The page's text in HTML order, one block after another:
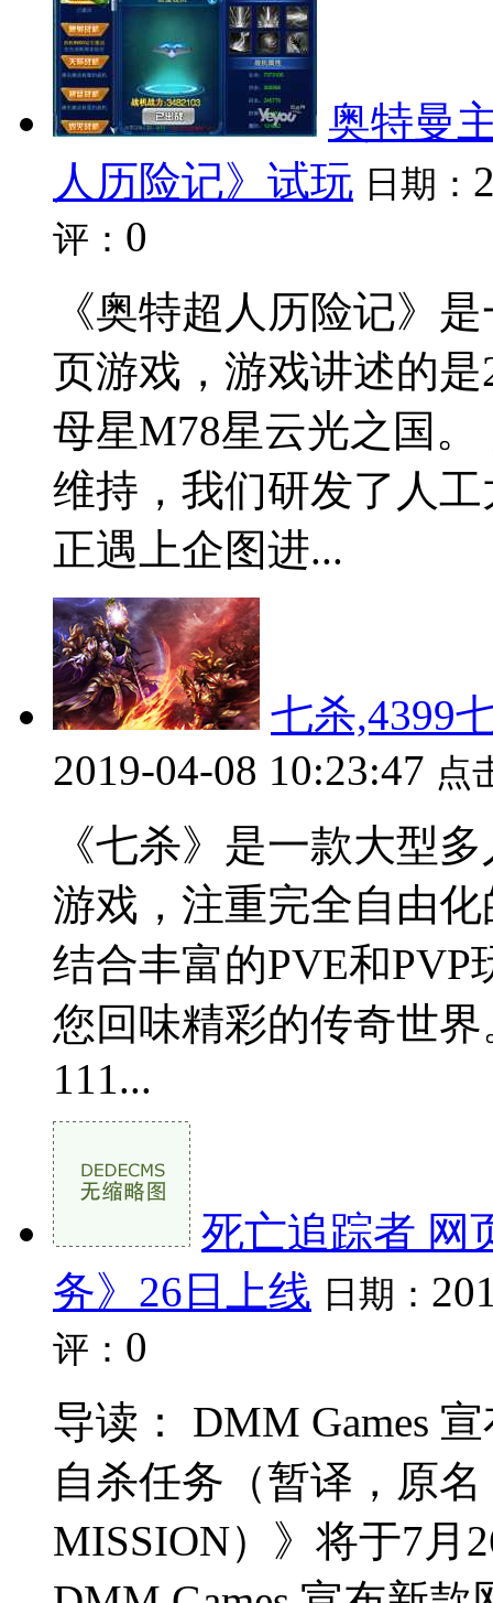
奥特曼
人历险记》试玩 日期：
评： 0
《奥特超人历险记》
页游戏，游戏讲述的
母星M78星云光之国
维持，我们研发了人
正遇上企图进...
七杀,4399
2019-04-08 10:23:47 点
《七杀》是一款大型
游戏，注重完全自由
结合丰富的PVE和
您回味精彩的传奇世界
111...
死亡追踪者 网
务》26日上线 日期：
评： 0
导读： DMM Games
自杀任务（暂译，原
MISSION）》将于7月